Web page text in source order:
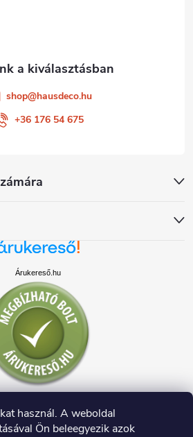
használ. A weboldal
Ön beleegyezik azok
shop@hausdeco.hu
+36 176 54 675
Árukereső.hu